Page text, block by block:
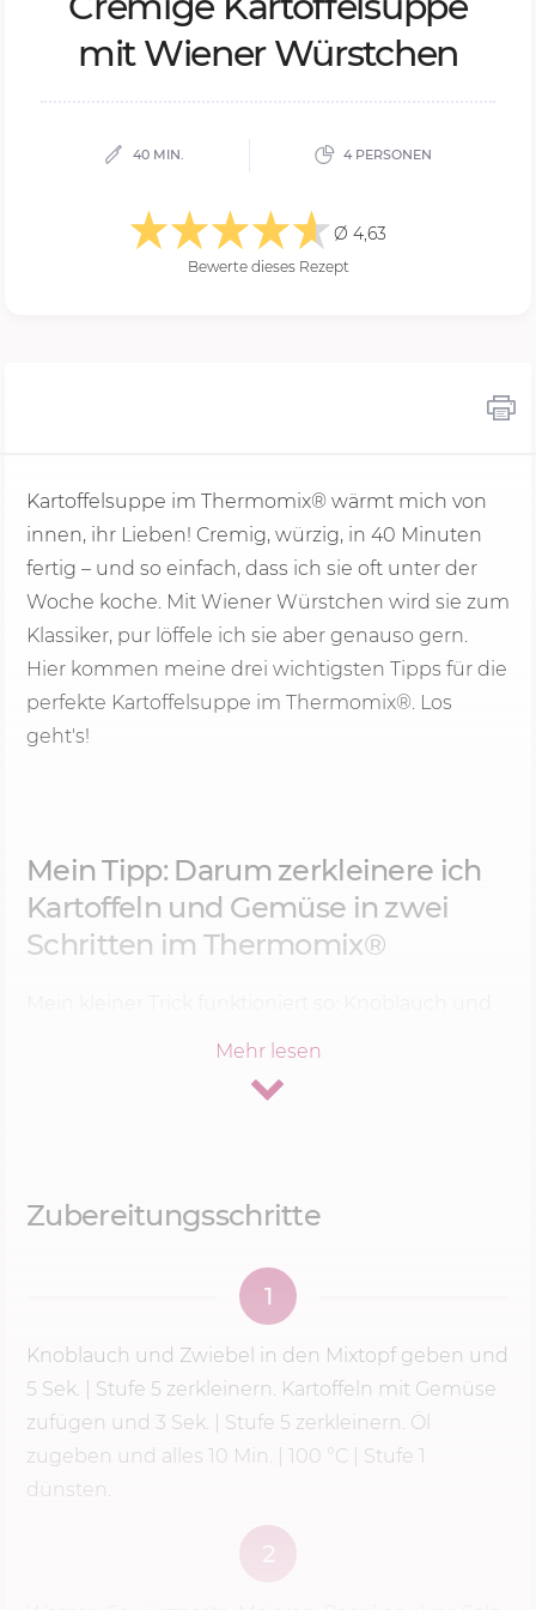
mit Wie­ner Würst­chen
40 MIN. 4 PERSONEN
Ø 4,63
Bewerte dieses Rezept
Kartoffelsuppe im Thermomix® wärmt mich von
innen, ihr Lieben! Cremig, würzig, in 40 Minuten
fertig – und so einfach, dass ich sie oft unter der
Woche koche. Mit Wiener Würstchen wird sie zum
Klassiker, pur löffele ich sie aber genauso gern.
Hier kommen meine drei wichtigsten Tipps für die
perfekte Kartoffelsuppe im Thermomix®. Los
geht's!
Mein Tipp: Darum zerkleinere ich
Kartoffeln und Gemüse in zwei
Schritten im Thermomix®
Sellerie und Porree dazu. Warum mache ich das?
zusammen auf
zerkleinern, wären die
Zwiebeln längst püriert, während die Kartoffeln
noch in groben Brocken im Topf liegen. Mit zwei
Schritten bekomme ich ein gleichmäßiges
Darum püriere ich die Suppe
9 – und nie sofort auf höchster
Mehr lesen
Zubereitungsschritte
1
Knoblauch und Zwiebel in den Mixtopf geben und
5 Sek.
Stufe 5 zerkleinern. Kartoffeln mit Gemüse
zufügen und 3 Sek. | Stufe 5 zerkleinern. Öl
zugeben und alles 10 Min. 100 °C | Stufe 1
dünsten.
2